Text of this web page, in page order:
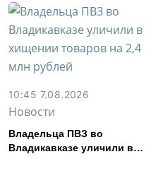
10:45 7.08.2026
Новости
Владельца ПВЗ во
Владикавказе уличили в